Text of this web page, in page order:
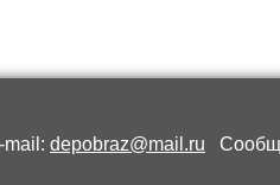
depobraz@mail.ru